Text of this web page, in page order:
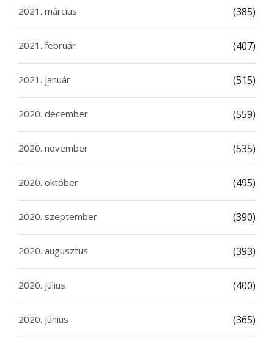
2021. március (385)
2021. február (407)
2021. január (515)
2020. december (559)
2020. november (535)
2020. október (495)
2020. szeptember (390)
2020. augusztus (393)
2020. július (400)
2020. június (365)